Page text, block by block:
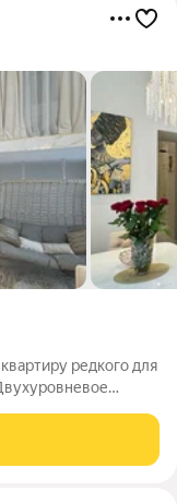
редкого для
так и приватную,